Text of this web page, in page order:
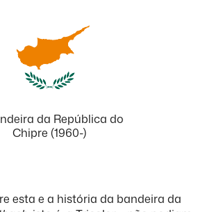
da República do
Chipre (1960-)
esta e a história da bandeira da